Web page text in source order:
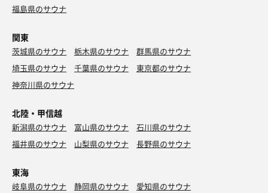
福島県のサウナ
関東
茨城県のサウナ 栃木県のサウナ
群馬県のサウナ
埼玉県のサウナ
千葉県のサウナ
東京都のサウナ
神奈川県のサウナ
北陸・甲信越
新潟県のサウナ 富山県のサウナ
石川県のサウナ
福井県のサウナ
山梨県のサウナ 長野県のサウナ
東海
岐阜県のサウナ 静岡県のサウナ
愛知県のサウナ